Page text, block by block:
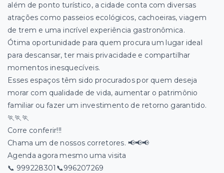
além de ponto turístico, a cidade conta com diversas
atrações como passeios ecológicos, cachoeiras, viagem
de trem e uma incrível experiência gastronômica.
Ótima oportunidade para quem procura um lugar ideal
para descansar, ter mais privacidade e compartilhar
momentos inesquecíveis.
Esses espaços têm sido procurados por quem deseja
morar com qualidade de vida, aumentar o patrimônio
familiar ou fazer um investimento de retorno garantido.
🏃🏃🏃
Corre conferir!!!
Chama um de nossos corretores. 📢📢📢
Agenda agora mesmo uma visita
📞 999228301📞996207269